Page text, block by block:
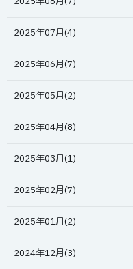
2025年07月(4)
2025年06月(7)
2025年05月(2)
2025年04月(8)
2025年03月(1)
2025年02月(7)
2025年01月(2)
2024年12月(3)